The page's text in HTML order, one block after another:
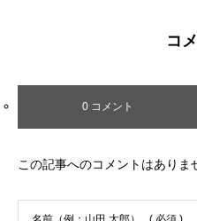
コ
0 コメント
この記事へのコメントはありま